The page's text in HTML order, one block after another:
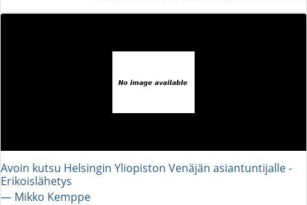
Avoin kutsu Helsingin Yliopiston Venäjän asiantuntijalle -
Erikoislähetys
― Mikko Kemppe